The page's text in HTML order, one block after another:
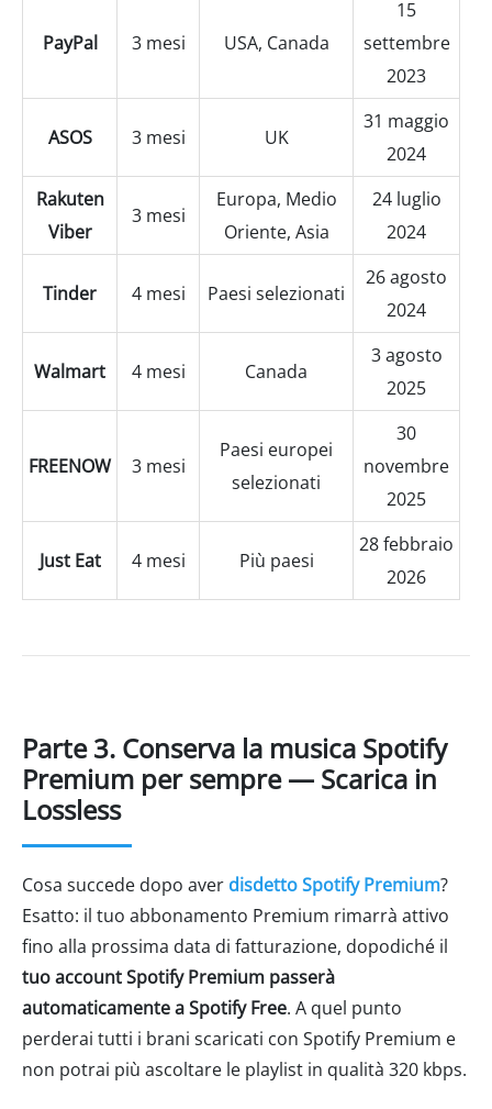
PayPal 3 mesi USA, Canada
15
settembre
2023
ASOS 3 mesi UK
31 maggio
2024
Rakuten
Viber
3 mesi
Europa, Medio
Oriente, Asia
24 luglio
2024
Tinder 4 mesi Paesi selezionati
26 agosto
2024
Walmart 4 mesi Canada
3 agosto
2025
FREENOW 3 mesi
Paesi europei
selezionati
30
novembre
2025
Just Eat 4 mesi Più paesi
28 febbraio
2026
Parte 3. Conserva la musica Spotify
Premium per sempre — Scarica in
Lossless
Cosa succede dopo aver disdetto Spotify Premium?
Esatto: il tuo abbonamento Premium rimarrà attivo
fino alla prossima data di fatturazione, dopodiché il
tuo account Spotify Premium passerà
automaticamente a Spotify Free. A quel punto
perderai tutti i brani scaricati con Spotify Premium e
non potrai più ascoltare le playlist in qualità 320 kbps.